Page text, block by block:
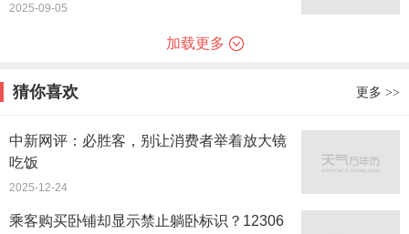
2025-09-05
加载更多
猜你喜欢 更多 >>
中新网评：必胜客，别让消费者举着放大镜
吃饭
2025-12-24
乘客购买卧铺却显示禁止躺卧标识？12306